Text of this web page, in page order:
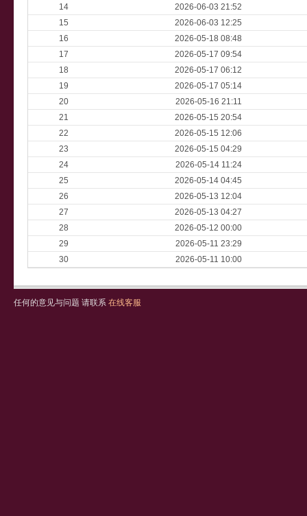
14
2026-06-03 21:52
15
2026-06-03 12:25
16
2026-05-18 08:48
17
2026-05-17 09:54
18
2026-05-17 06:12
19
2026-05-17 05:14
20
2026-05-16 21:11
21
2026-05-15 20:54
22
2026-05-15 12:06
23
2026-05-15 04:29
24
2026-05-14 11:24
25
2026-05-14 04:45
26
2026-05-13 12:04
27
2026-05-13 04:27
28
2026-05-12 00:00
29
2026-05-11 23:29
30
2026-05-11 10:00
任何的意见与问题 请联系 在线客服